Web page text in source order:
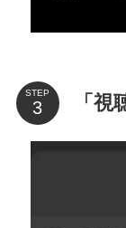
STEP 「